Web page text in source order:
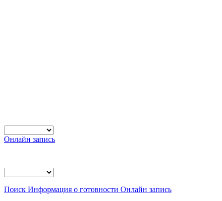
Онлайн запись
Поиск Информация о готовности Онлайн запись